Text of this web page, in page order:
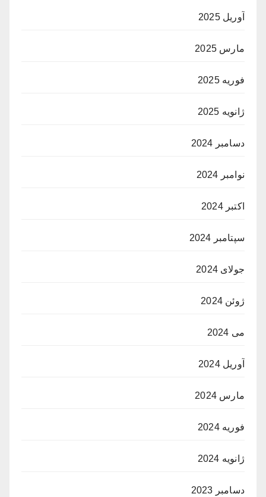
آوریل 2025
مارس 2025
فوریه 2025
ژانویه 2025
دسامبر 2024
نوامبر 2024
اکتبر 2024
سپتامبر 2024
جولای 2024
ژوئن 2024
می 2024
آوریل 2024
مارس 2024
فوریه 2024
ژانویه 2024
دسامبر 2023